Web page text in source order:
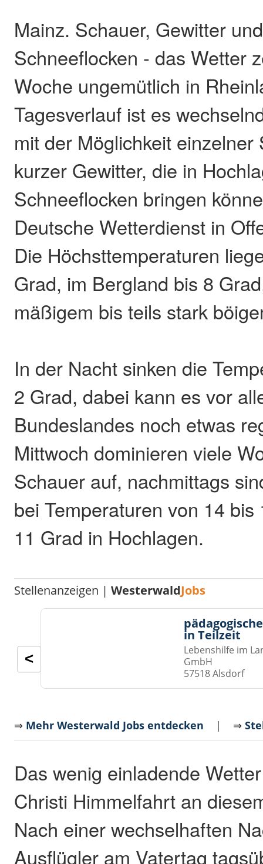
Mainz. Schauer, Gewitter
Schneeflocken - das Wetter
Woche ungemütlich in
Tagesverlauf ist es
mit der Möglichkeit einzelner
kurzer Gewitter, die in
Schneeflocken bringen
Deutsche Wetterdienst in
Die Höchsttemperaturen
Grad, im Bergland bis 8
mäßigem bis teils stark
In der Nacht sinken die
2 Grad, dabei kann es vor
Bundeslandes noch etwas
Mittwoch dominieren viele
Schauer auf, nachmittags
bei Temperaturen von 14
11 Grad in Hochlagen.
Stellenanzeigen |WesterwaldJobs
in Teilzeit
Lebenshilfe im
GmbH
57518 Alsdorf
<
⇒ Mehr Westerwald Jobs entdecken | ⇒
Das wenig einladende
Christi Himmelfahrt an
Nach einer wechselhaften
Ausflügler am Vatertag